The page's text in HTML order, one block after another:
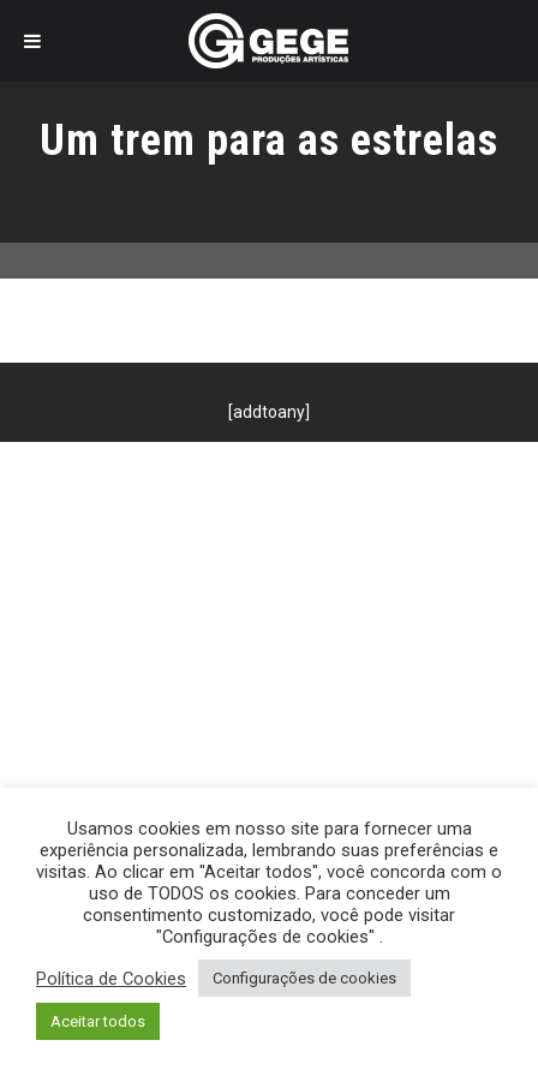
o
Um trem para as estrelas
[addtoany]
© GEGE PRODUÇÕES – TODOS OS DIREITOS RESERVADOS.
POLÍTICA DE PRIVACIDADE
Usamos cookies em nosso site para fornecer uma
experiência personalizada, lembrando suas preferências e
visitas. Ao clicar em "Aceitar todos", você concorda com o
uso de TODOS os cookies. Para conceder um
consentimento customizado, você pode visitar
"Configurações de cookies" .
Política de Cookies
Configurações de cookies
Aceitar todos